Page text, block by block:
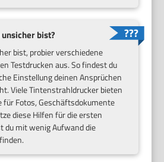
bist?
bist, probier verschiedene
Testdrucken aus. So findest du
Einstellung deinen Ansprüchen
Viele Tintenstrahldrucker bieten
Fotos, Geschäftsdokumente
diese Hilfen für die ersten
du mit wenig Aufwand die